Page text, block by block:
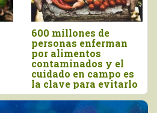
600 millones de
personas enferman
por alimentos
contaminados y el
cuidado en campo es
la clave para evitarlo